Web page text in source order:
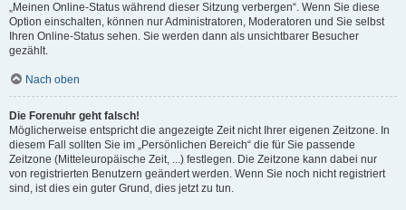
„Meinen Online-Status während dieser Sitzung verbergen“. Wenn Sie diese
Option einschalten, können nur Administratoren, Moderatoren und Sie selbst
Ihren Online-Status sehen. Sie werden dann als unsichtbarer Besucher
gezählt.
Nach oben
Die Forenuhr geht falsch!
Möglicherweise entspricht die angezeigte Zeit nicht Ihrer eigenen Zeitzone. In
diesem Fall sollten Sie im „Persönlichen Bereich“ die für Sie passende
Zeitzone (Mitteleuropäische Zeit, ...) festlegen. Die Zeitzone kann dabei nur
von registrierten Benutzern geändert werden. Wenn Sie noch nicht registriert
sind, ist dies ein guter Grund, dies jetzt zu tun.